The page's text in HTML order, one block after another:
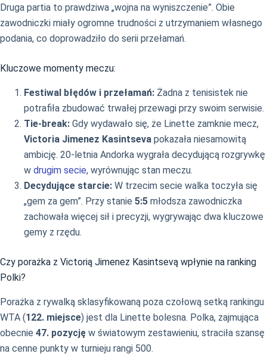
Druga partia to prawdziwa „wojna na wyniszczenie”. Obie
zawodniczki miały ogromne trudności z utrzymaniem własnego
podania, co doprowadziło do serii przełamań.
Kluczowe momenty meczu:
Festiwal błędów i przełamań: Żadna z tenisistek nie
potrafiła zbudować trwałej przewagi przy swoim serwisie.
Tie-break: Gdy wydawało się, że Linette zamknie mecz,
Victoria Jimenez Kasintseva pokazała niesamowitą
ambicję. 20-letnia Andorka wygrała decydującą rozgrywkę
w drugim secie, wyrównując stan meczu.
Decydujące starcie: W trzecim secie walka toczyła się
„gem za gem”. Przy stanie 5:5 młodsza zawodniczka
zachowała więcej sił i precyzji, wygrywając dwa kluczowe
gemy z rzędu.
Czy porażka z Victorią Jimenez Kasintsevą wpłynie na ranking
Polki?
Porażka z rywalką sklasyfikowaną poza czołową setką rankingu
WTA (122. miejsce) jest dla Linette bolesna. Polka, zajmująca
obecnie 47. pozycję w światowym zestawieniu, straciła szansę
na cenne punkty w turnieju rangi 500.